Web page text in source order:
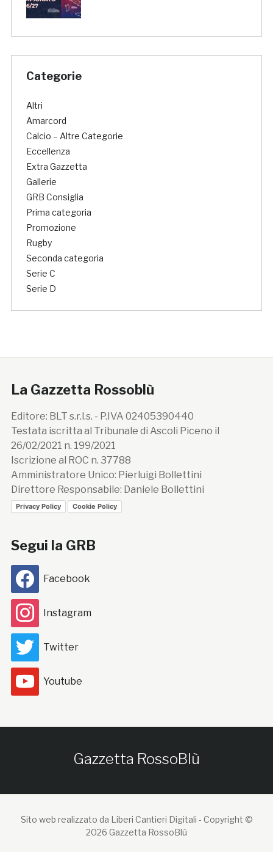
Categorie
Altri
Amarcord
Calcio – Altre Categorie
Eccellenza
Extra Gazzetta
Gallerie
GRB Consiglia
Prima categoria
Promozione
Rugby
Seconda categoria
Serie C
Serie D
La Gazzetta Rossoblù
Editore: BLT s.r.l.s. - P.IVA 02405390440
Testata iscritta al Tribunale di Ascoli Piceno il
26/02/2021 n. 199/2021
Iscrizione al ROC n. 37788
Amministratore Unico: Pierluigi Bollettini
Direttore Responsabile: Daniele Bollettini
Privacy Policy Cookie Policy
Segui la GRB
Facebook
Instagram
Twitter
Youtube
Gazzetta RossoBlù
Sito web realizzato da Liberi Cantieri Digitali - Copyright ©
2026 Gazzetta RossoBlù